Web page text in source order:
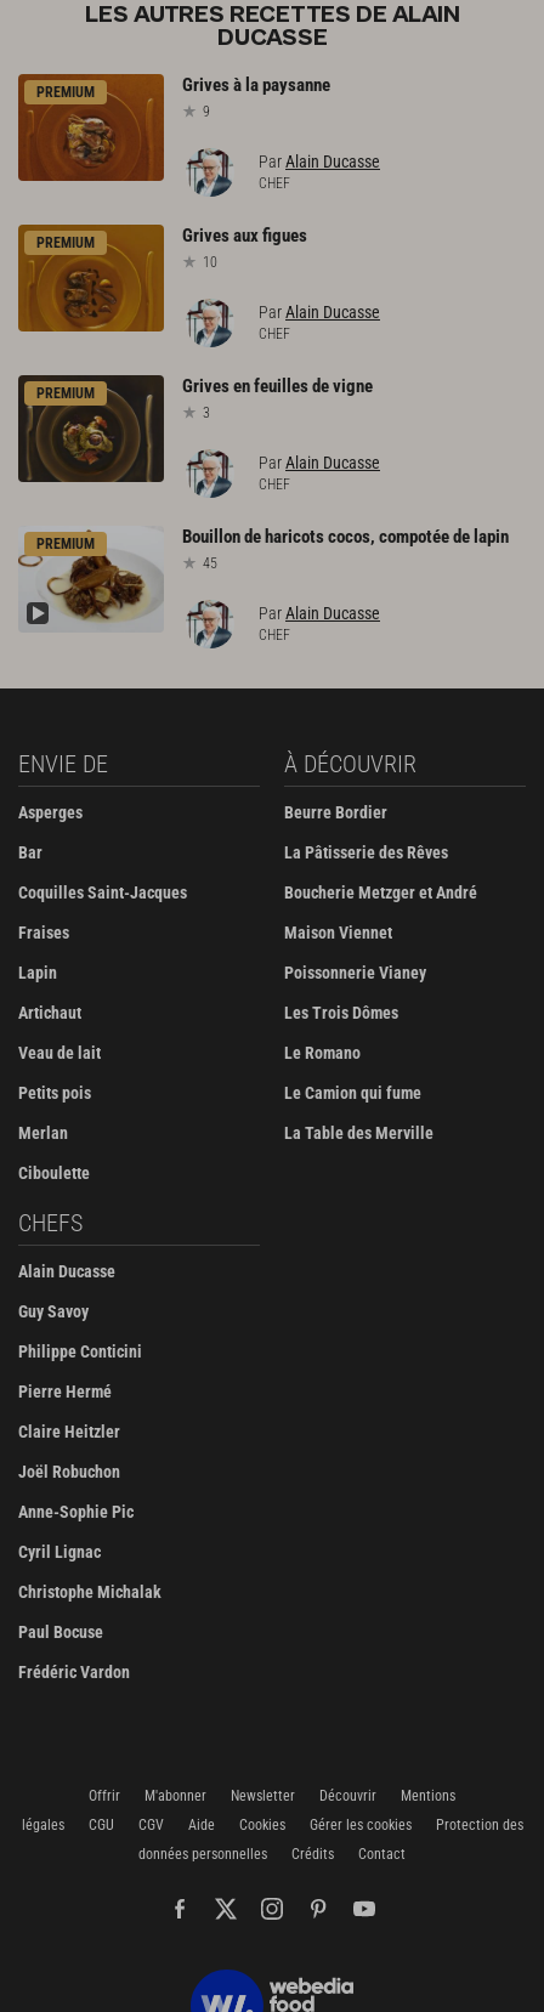
LES AUTRES RECETTES DE ALAIN
DUCASSE
PREMIUM Grivesà lapaysanne
9
ParAlain Ducasse
CHEF
PREMIUM Grivesauxfigues
10
ParAlain Ducasse
CHEF
PREMIUM Grivesenfeuillesdevigne
3
ParAlain Ducasse
CHEF
PREMIUM Bouillonde haricotscocos, compotéede lapin
45
ParAlain Ducasse
CHEF
ENVIE DE
Asperges
Bar
Coquilles Saint-Jacques
Fraises
Lapin
Artichaut
Veau de lait
Petits pois
Merlan
Ciboulette
À DÉCOUVRIR
Beurre Bordier
La Pâtisserie des Rêves
Boucherie Metzger et André
Maison Viennet
Poissonnerie Vianey
Les Trois Dômes
Le Romano
Le Camion qui fume
La Table des Merville
CHEFS
Alain Ducasse
Guy Savoy
Philippe Conticini
Pierre Hermé
Claire Heitzler
Joël Robuchon
Anne-Sophie Pic
Cyril Lignac
Christophe Michalak
Paul Bocuse
Frédéric Vardon
Offrir M'abonner Newsletter Découvrir
Mentions
légales
CGU CGV Aide Cookies Gérer les cookies
Protection des
données personnelles
Crédits Contact